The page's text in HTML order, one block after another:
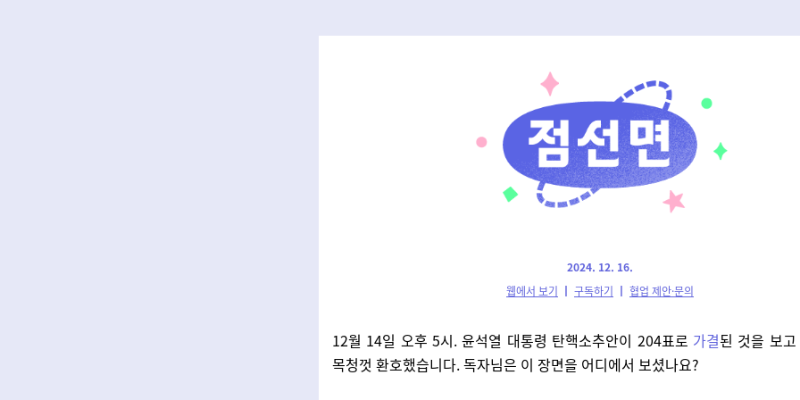
2024. 12. 16.
웹에서 보기 ┃ 구독하기 ┃ 협업 제안·문의
12월 14일 오후 5시. 윤석열 대통령 탄핵소추안이 204표로 가결된 것을 보
목청껏 환호했습니다. 독자님은 이 장면을 어디에서 보셨나요?